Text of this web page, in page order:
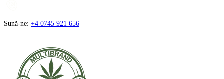
Sună-ne: +4 0745 921 656